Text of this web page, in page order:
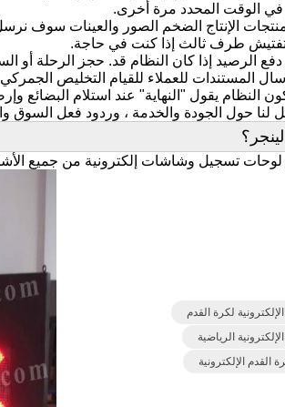
في الوقت المحدد مرة أخرى.
طرف ثالث إذا كنت في حاجة.
المستندات للعملاء للقيام التخليص
لوحات تسجيل وشاشات إلكترونية من جميع
لكرة القدم
الرياضية
القدم الإلكترونية